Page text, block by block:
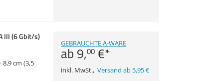
III (6 Gbit/s)
8,9 cm (3,5
GEBRAUCHTE A-WARE
ab 9,00 €*
inkl. MwSt.,Versand ab 5,95 €